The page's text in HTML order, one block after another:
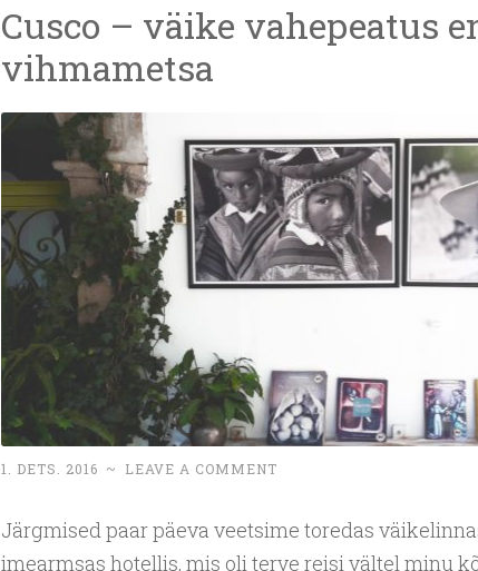
Cusco – väike vahepeatus
vihmametsa
1. DETS. 2016 ~ LEAVE A COMMENT
Järgmised paar päeva veetsime toredas
imearmsas hotellis, mis oli terve reisi vältel minu